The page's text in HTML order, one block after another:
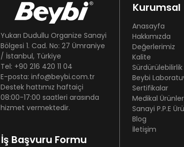
Yukarı Dudullu Organize Sanayi
Bölgesi 1. Cad. No: 27 Ümraniye
/ İstanbul, Türkiye
Tel: +90 216 420 11 04
E-posta: info@beybi.com.tr
Destek hattımız haftaiçi
08:00-17:00 saatleri arasında
hizmet vermektedir.
İş Başvuru Formu
Kurumsal
Anasayfa
Hakkımızda
Değerlerimiz
Kalite
Sürdürülebilirlik
Beybi
Sertifikalar
Medikal Ürünler
Sanayi P.P.E
Blog
İletişim